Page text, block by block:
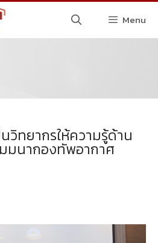
Menu
วิทยากรให้ความรู้ด้าน
มนากองทัพอากาศ